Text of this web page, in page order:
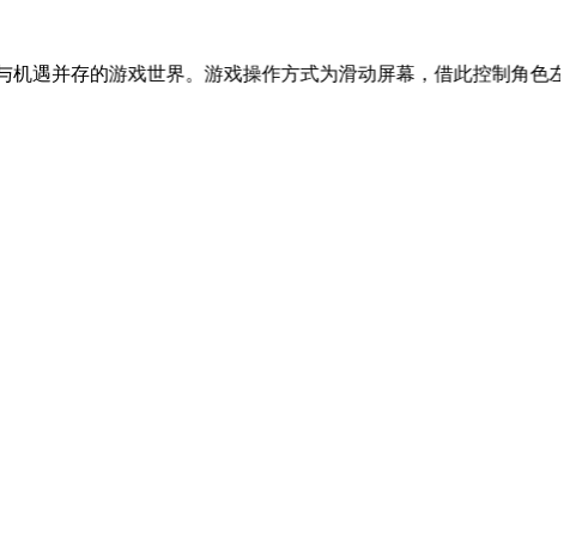
游戏世界。游戏操作方式为滑动屏幕，借此控制角色左右移